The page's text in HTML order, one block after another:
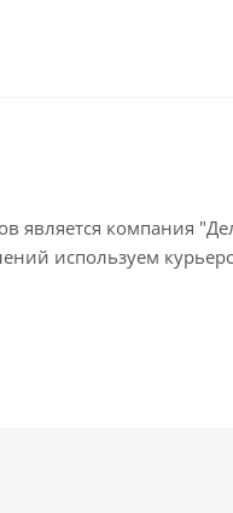
является компания
используем